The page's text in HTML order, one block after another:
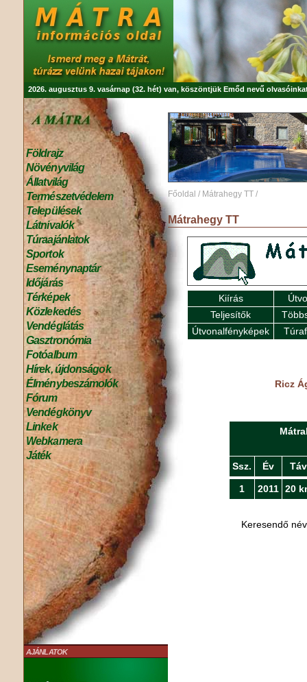
2026. augusztus 9. vasárnap (32. hét) van, köszöntjük Emőd nevű
Földrajz
Növényvilág
Állatvilág
Természetvédelem
Települések
Látnivalók
Túraajánlatok
Sportok
Eseménynaptár
Időjárás
Térképek
Közlekedés
Vendéglátás
Gasztronómia
Fotóalbum
Hírek, újdonságok
Élménybeszámolók
Fórum
Vendégkönyv
Linkek
Webkamera
Játék
AJÁNLATOK
Főoldal / Mátrahegy TT /
Mátrahegy TT
Kiírás
Teljesítők
Útvonalfényképek
Ricz
Ssz. Év Táv
1 2011 20
Keresendő